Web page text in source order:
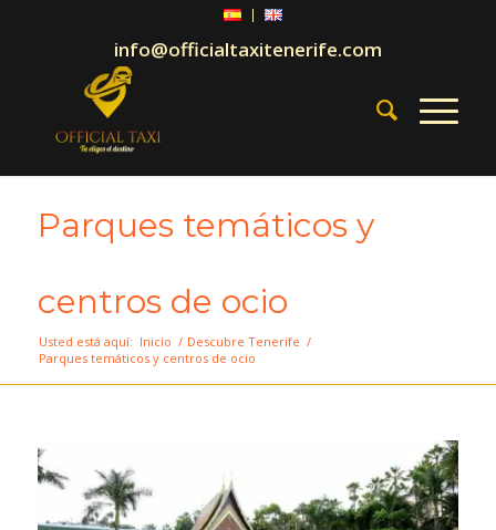
info@officialtaxitenerife.com
Parques temáticos y
centros de ocio
Usted está aquí: Inicio / Descubre Tenerife /
Parques temáticos y centros de ocio